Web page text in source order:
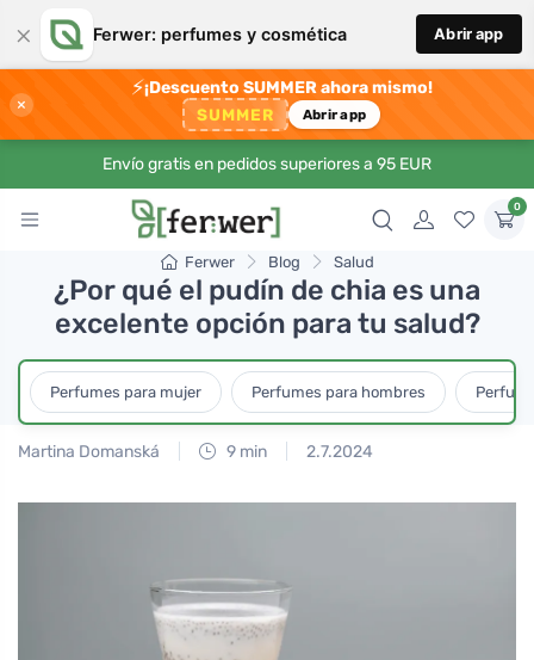
× Ferwer: perfumes y cosmética Abrir app
×
⚡¡Descuento SUMMER ahora mismo!
SUMMER Abrir app
Envío gratis en pedidos superiores a 95 EUR
0
Ferwer Blog Salud
¿Por qué el pudín de chia es una
excelente opción para tu salud?
Perfumes para mujer Perfumes para hombres
Martina Domanská 9 min 2.7.2024